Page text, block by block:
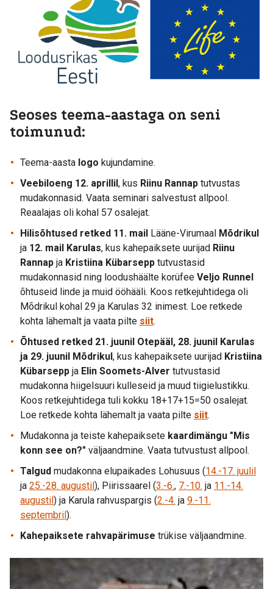
Seoses teema-aastaga on seni
toimunud:
Teema-aasta logo kujundamine.
Veebiloeng 12. aprillil, kus Riinu Rannap tutvustas
mudakonnasid. Vaata seminari salvestust allpool.
Reaalajas oli kohal 57 osalejat.
Hilisõhtused retked 11. mail Lääne-Virumaal Mõdrikul
ja 12. mail Karulas, kus kahepaiksete uurijad Riinu
Rannap ja Kristiina Kübarsepp tutvustasid
mudakonnasid ning loodushäälte korüfee Veljo Runnel
õhtuseid linde ja muid ööhääli. Koos retkejuhtidega oli
Mõdrikul kohal 29 ja Karulas 32 inimest. Loe retkede
kohta lähemalt ja vaata pilte siit.
Õhtused retked 21. juunil Otepääl, 28. juunil Karulas
ja 29. juunil Mõdrikul, kus kahepaiksete uurijad Kristiina
Kübarsepp ja Elin Soomets-Alver tutvustasid
mudakonna hiigelsuuri kulleseid ja muud tiigielustikku.
Koos retkejuhtidega tuli kokku 18+17+15=50 osalejat.
Loe retkede kohta lähemalt ja vaata pilte siit.
Mudakonna ja teiste kahepaiksete kaardimängu "Mis
konn see on?" väljaandmine. Vaata tutvustust allpool.
Talgud mudakonna elupaikades Lohusuus (14.-17. juulil
ja 25.-28. augustil), Piirissaarel (3.-6., 7.-10. ja 11.-14.
augustil) ja Karula rahvuspargis (2.-4. ja 9.-11.
septembril).
Kahepaiksete rahvapärimuse trükise väljaandmine.